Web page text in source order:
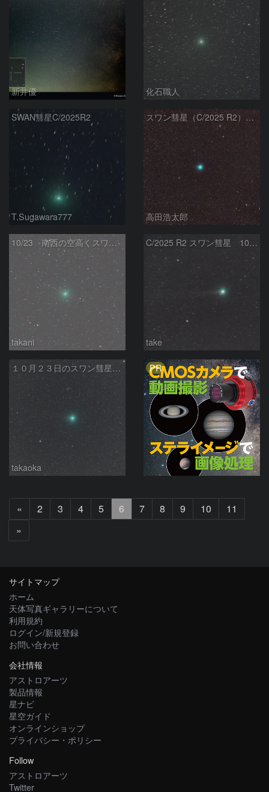
新井優 化石職人
SWAN彗星C/2025R2
T.Sugawara777
スワン彗星（C/2025 R2）2025/10/23
高田浩太郎
10/23 南西の空高くスワン彗星
takani
C/2025 R2 スワン彗星 10/23
take
１０月２３日のスワン彗星（Ｃ/２０２５ Ｒ２）
takaoka
PR
«
へ
2 3 4 5 6 7 8 9 10
11
»
へ
サイトマップ
ホーム
天体写真ギャラリーについて
利用規約
ログイン/新規登録
お問い合わせ
会社情報
アストロアーツ
製品情報
星ナビ
星空ガイド
オンラインショップ
プライバシー・ポリシー
Follow
アストロアーツ
Twitter